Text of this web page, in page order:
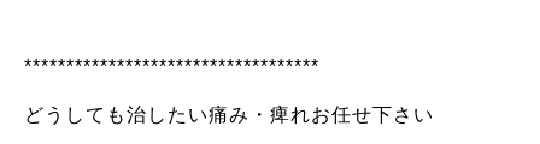
***********************************
どうしても治したい痛み・痺れお任せ下さい